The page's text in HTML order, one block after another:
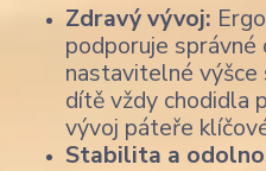
Zdravý vývoj:
podporuje
nastavitelné výšce
dítě vždy chodidla
vývoj páteře
Stabilita a